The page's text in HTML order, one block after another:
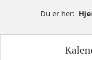
Du er her: